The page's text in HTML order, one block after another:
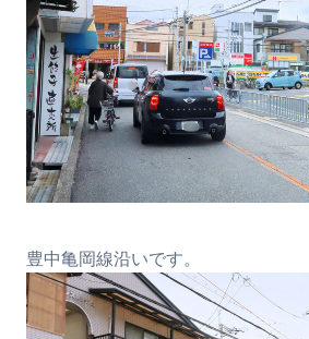
豊中亀岡線沿いです。